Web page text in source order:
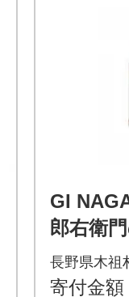
GI
郎右衛
を味わ
ひとご
長野県木祖
寄付金額